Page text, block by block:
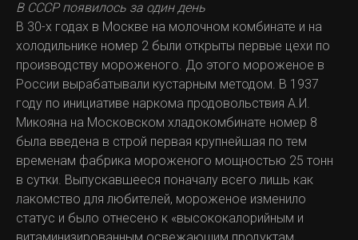
В СССР появилось за один день
В 30-х годах в Москве на молочном комбинате и на
холодильнике номер 2 были открыты первые цехи по
производству мороженого. До этого мороженое в
России вырабатывали кустарным методом. В 1937
году по инициативе наркома продовольствия А.И.
Микояна на Московском хладокомбинате номер 8
была введена в строй первая крупнейшая по тем
временам фабрика мороженого мощностью 25 тонн
в сутки. Выпускавшееся поначалу всего лишь как
лакомство для любителей, мороженое изменило
статус и было отнесено к «высококалорийным и